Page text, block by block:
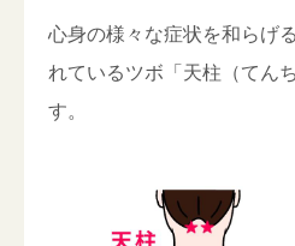
心身の様々な症状を和らげ
れているツボ「天柱（てん
す。